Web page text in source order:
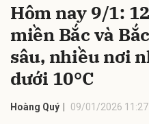
Hôm nay 9/1:
miền Bắc và
sâu, nhiều nơi
dưới 10°C
Hoàng Quý 09/01/2026 11:27